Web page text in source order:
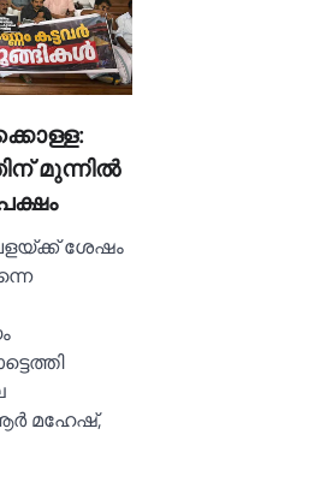
മുന്നില്‍
ശേഷം
മഹേഷ്,